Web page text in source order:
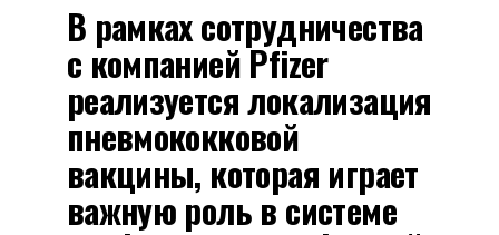
В рамках сотрудничества
с компанией Pfizer
реализуется локализация
пневмококковой
вакцины, которая играет
важную роль в системе